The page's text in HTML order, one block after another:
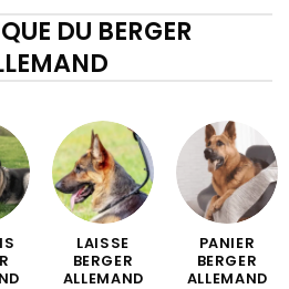
DU BERGER
LAISSE
BERGER
ALLEMAND
PANIER
BERGER
ALLEMAND